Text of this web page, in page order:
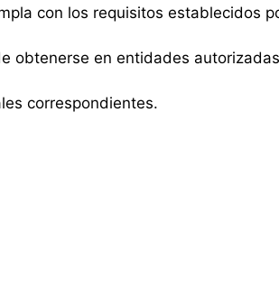
con los requisitos establecidos
obtenerse en entidades
correspondientes.